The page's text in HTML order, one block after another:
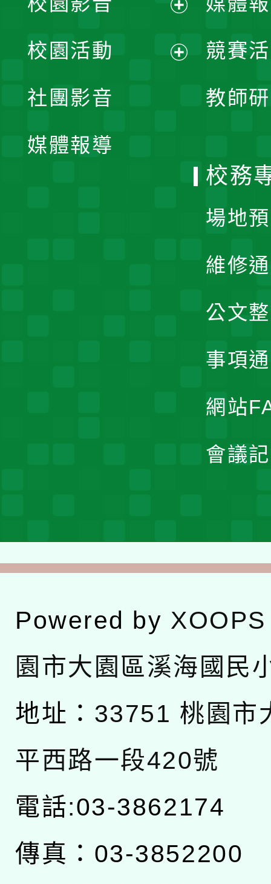
競賽
教師
開
校園活動
社團影音
媒體報導
校務
場地
維修
公文
事項
網站
會議
Powered by XOOPS
園市大園區溪海國民
地址： 33751 桃園市
平西路一段420號
電話:03-3862174
傳真：03-3852200